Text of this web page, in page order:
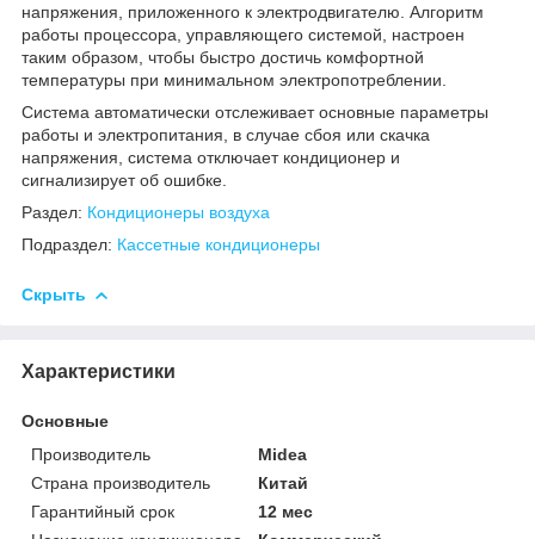
напряжения, приложенного к электродвигателю. Алгоритм
работы процессора, управляющего системой, настроен
таким образом, чтобы быстро достичь комфортной
температуры при минимальном электропотреблении.
Система автоматически отслеживает основные параметры
работы и электропитания, в случае сбоя или скачка
напряжения, система отключает кондиционер и
сигнализирует об ошибке.
Раздел: Кондиционеры воздуха
Подраздел: Кассетные кондиционеры
Скрыть
Характеристики
Основные
Производитель
Midea
Страна производитель
Китай
Гарантийный срок
12 мес